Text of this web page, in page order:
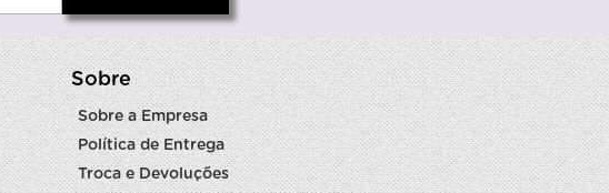
Sobre
Sobre a Empresa
Política de Entrega
Troca e Devoluções